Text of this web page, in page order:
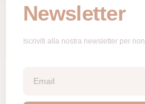
Newsletter
Iscriviti alla nostra newsletter per